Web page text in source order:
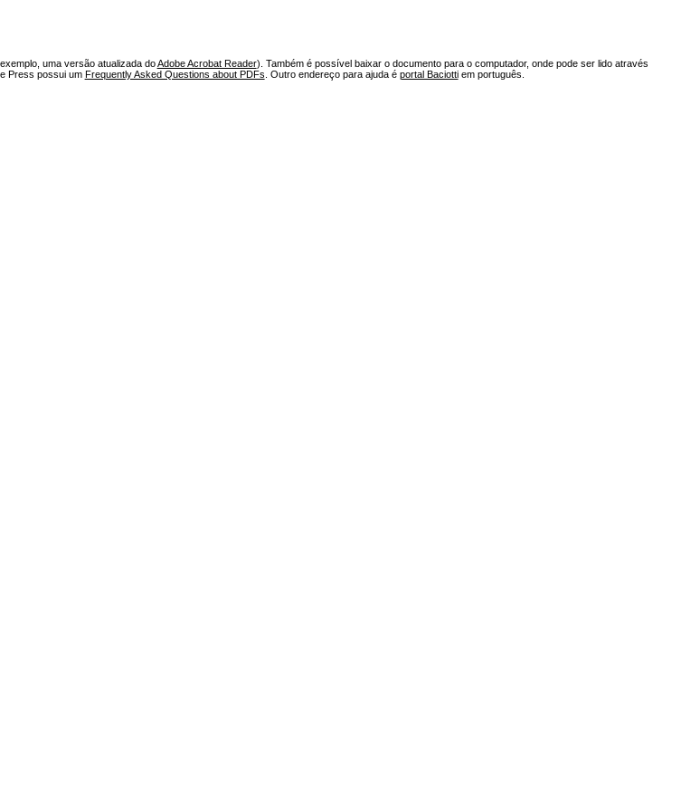
uma versão atualizada doAdobe Acrobat Reader). Também é possível baixar o documento para o computador, onde pode ser lido através
Press possui um Frequently Asked Questions about PDFs . Outro endereço para ajuda é portal Baciottiem português.